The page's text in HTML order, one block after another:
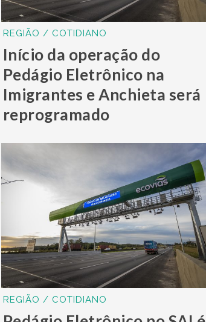
REGIÃO / COTIDIANO
Início da operação do
Pedágio Eletrônico na
Imigrantes e Anchieta será
reprogramado
REGIÃO / COTIDIANO